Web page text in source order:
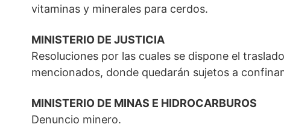
vitaminas y minerales para cerdos.
MINISTERIO DE JUSTICIA
Resoluciones por las cuales se dispone el
mencionados, donde quedarán sujetos a
MINISTERIO DE MINAS E HIDROCARBUROS
Denuncio minero.